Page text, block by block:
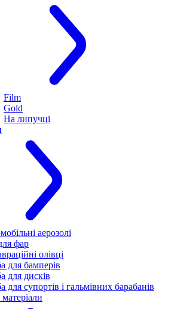
Film
Gold
На липучці
аерозолі
фар
олівці
для бамперів
для дисків
для супортів і гальмівних барабанів